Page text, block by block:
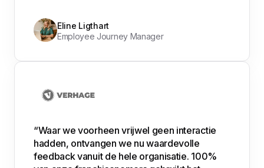
Eline Ligthart
Employee Journey Manager
“Waar we voorheen vrijwel geen interactie
hadden, ontvangen we nu waardevolle
feedback vanuit de hele organisatie. 100%